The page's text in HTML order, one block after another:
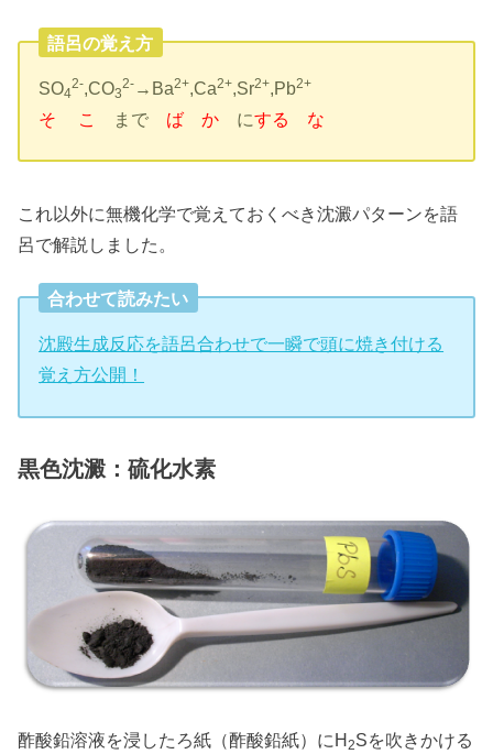
語呂の覚え方
SO4
2-,CO3
2- →Ba2+,Ca2+,Sr2+,Pb2+
そ こ まで ば か にする な
これ以外に無機化学で覚えておくべき沈澱パターンを語
呂で解説しました。
合わせて読みたい
沈殿生成反応を語呂合わせで一瞬で頭に焼き付ける
覚え方公開！
黒色沈澱：硫化水素
酢酸鉛溶液を浸したろ紙（酢酸鉛紙）にH2Sを吹きかける